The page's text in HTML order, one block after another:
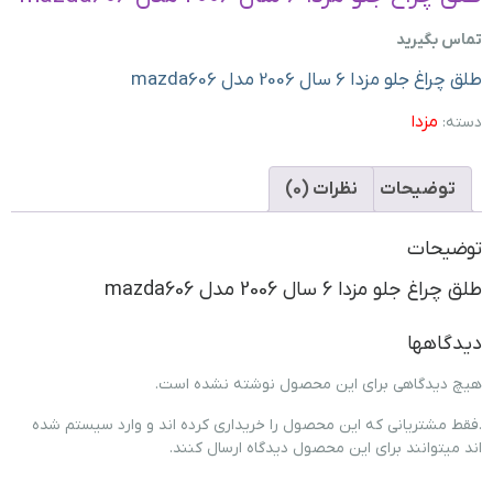
تماس بگیرید
طلق چراغ جلو مزدا 6 سال 2006 مدل mazda606
دسته: مزدا
توضیحات نظرات (0)
توضیحات
طلق چراغ جلو مزدا 6 سال 2006 مدل mazda606
دیدگاهها
هیچ دیدگاهی برای این محصول نوشته نشده است.
.فقط مشتریانی که این محصول را خریداری کرده اند و وارد سیستم شده
اند میتوانند برای این محصول دیدگاه ارسال کنند.